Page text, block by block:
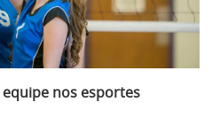
nos esportes